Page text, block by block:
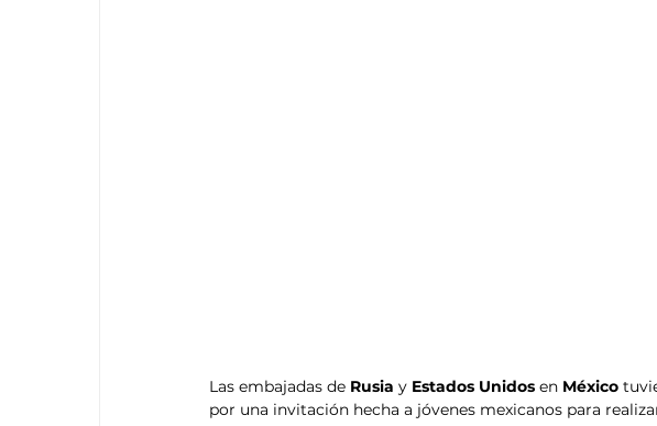
Las embajadas de Rusia y Estados Unidos en México
por una invitación hecha a jóvenes mexicanos para